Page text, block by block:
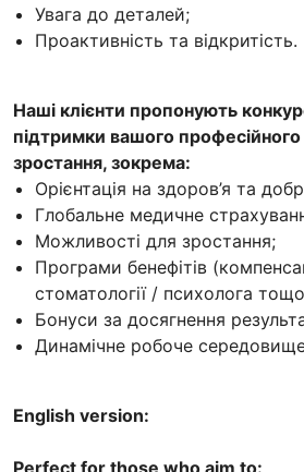
Увага до деталей;
Проактивність та відкритість.
Наші клієнти пропонують
підтримки вашого
зростання, зокрема:
Орієнтація на здоров’я та
Глобальне медичне
Можливості для зростання;
Програми бенефітів
стоматології / психолога
Бонуси за досягнення
Динамічне робоче
English version:
Perfect for those who aim to: